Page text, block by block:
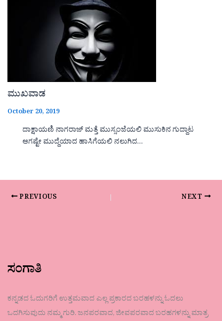
ಮುಖವಾಡ
October 20, 2019
ದಾಕ್ಷಾಯಣಿ ನಾಗರಾಜ್ ಮತ್ತೆ ಮುಸ್ಸಂಜೆಯಲಿ ಮುಸುಕಿನ ಗುದ್ದಾಟ
ಆಗಷ್ಟೇ ಮುದ್ದೆಯಾದ ಹಾಸಿಗೆಯಲಿ ನಲುಗಿದ…
PREVIOUS NEXT
ಸಂಗಾತಿ
ಕನ್ನಡದ ಓದುಗರಿಗೆ ಉತ್ತಮವಾದ ಎಲ್ಲ ಪ್ರಕಾರದ ಬರಹಳನ್ನು ಓದಲು
ಒದಗಿಸುವುದು ನಮ್ಮ ಗುರಿ. ಜನಪರವಾದ, ಜೀವಪರವಾದ ಬರಹಗಳನ್ನು ಮಾತ್ರ